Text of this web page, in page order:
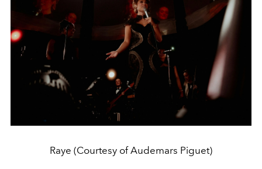
Raye (Courtesy of Audemars Piguet)